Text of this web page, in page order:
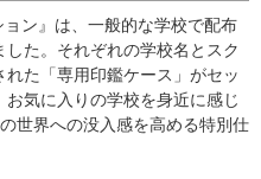
ョン』は、一般的な学校で配布
た。それぞれの学校名とスク
た「専用印鑑ケース」がセッ
お気に入りの学校を身近に感じ
世界への没入感を高める特別仕